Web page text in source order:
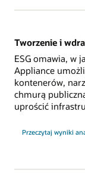
Tworzenie i
ESG omawia, w
Appliance
kontenerów,
chmurą
uprościć
Przeczytaj wyniki